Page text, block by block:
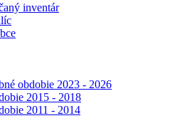
inventár
obdobie 2023 - 2026
2015 - 2018
2011 - 2014